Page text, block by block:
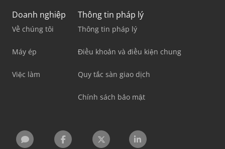
Doanh nghiệp
Về chúng tôi
Máy ép
Việc làm
Thông tin pháp lý
Thông tin pháp lý
Điều khoản và điều kiện chung
Quy tắc sàn giao dịch
Chính sách bảo mật